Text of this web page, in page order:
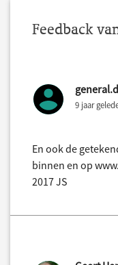
Feedback
9 jaar
En ook de
binnen en op
2017 JS